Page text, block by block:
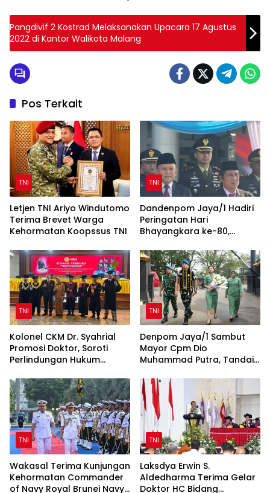
Pangdivif 2 Kostrad Melaksanakan Upacara 17 Agustus
2022 di Kantor Walikota Malang
Pos Terkait
TNI
Letjen TNI Ariyo Windutomo
Terima Brevet Warga
Kehormatan Koopssus TNI
TNI
Dandenpom Jaya/1 Hadiri
Peringatan Hari
Bhayangkara ke-80,
TNI
Kolonel CKM Dr. Syahrial
Promosi Doktor, Soroti
Perlindungan Hukum
Disabilitas
TNI
Denpom Jaya/1 Sambut
Mayor Cpm Dio
Muhammad Putra, Tandai
TNI
Wakasal Terima Kunjungan
Kehormatan Commander
of Navy Royal Brunei Navy
TNI
Laksdya Erwin S.
Aldedharma Terima Gelar
Doktor HC Bidang